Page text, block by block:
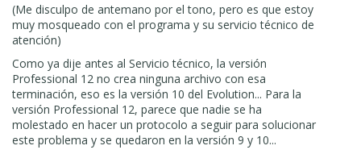
(Me disculpo de antemano por el tono, pero es que estoy
muy mosqueado con el programa y su servicio técnico de
atención)
Como ya dije antes al Servicio técnico, la versión
Professional 12 no crea ninguna archivo con esa
terminación, eso es la versión 10 del Evolution... Para la
versión Professional 12, parece que nadie se ha
molestado en hacer un protocolo a seguir para solucionar
este problema y se quedaron en la versión 9 y 10...